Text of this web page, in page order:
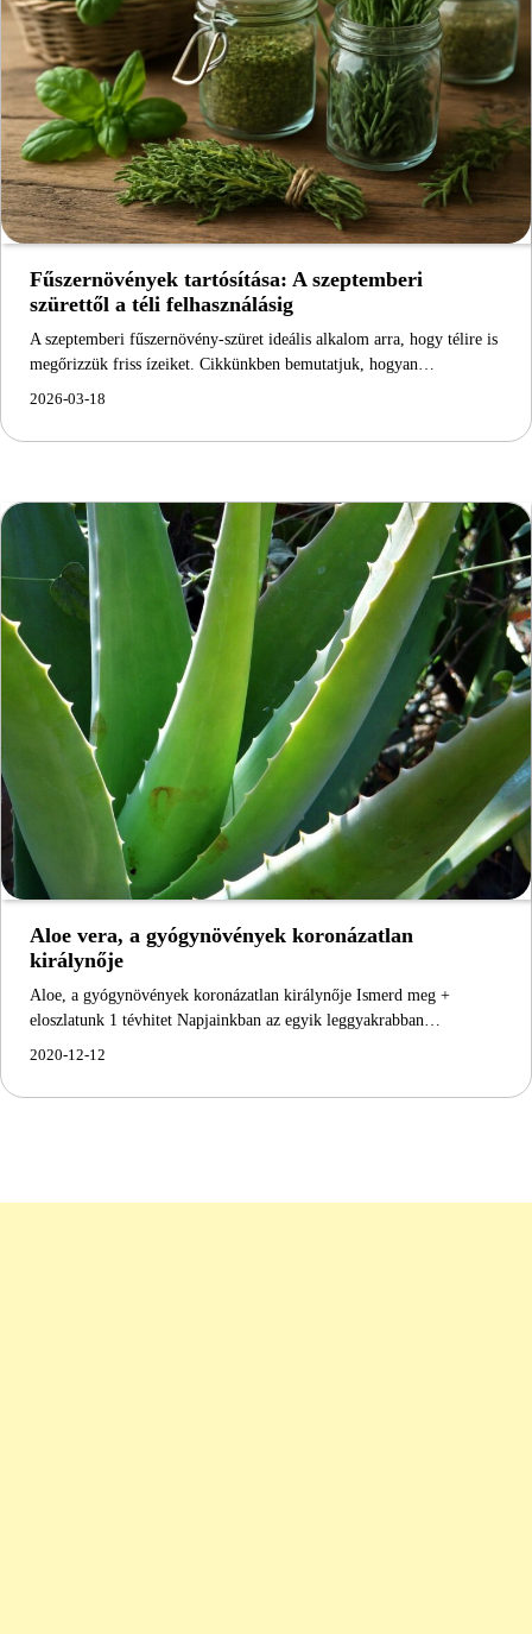
Fűszernövények tartósítása: A szeptemberi
szürettől a téli felhasználásig
A szeptemberi fűszernövény-szüret ideális alkalom arra, hogy télire is
megőrizzük friss ízeiket. Cikkünkben bemutatjuk, hogyan…
2026-03-18
Aloe vera, a gyógynövények koronázatlan
királynője
Aloe, a gyógynövények koronázatlan királynője Ismerd meg +
eloszlatunk 1 tévhitet Napjainkban az egyik leggyakrabban…
2020-12-12